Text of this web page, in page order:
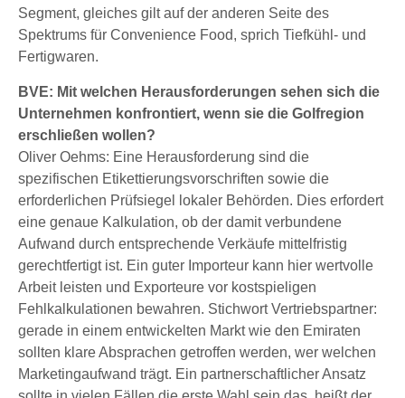
Segment, gleiches gilt auf der anderen Seite des
Spektrums für Convenience Food, sprich Tiefkühl- und
Fertigwaren.
BVE: Mit welchen Herausforderungen sehen sich die
Unternehmen konfrontiert, wenn sie die Golfregion
erschließen wollen?
Oliver Oehms: Eine Herausforderung sind die
spezifischen Etikettierungsvorschriften sowie die
erforderlichen Prüfsiegel lokaler Behörden. Dies erfordert
eine genaue Kalkulation, ob der damit verbundene
Aufwand durch entsprechende Verkäufe mittelfristig
gerechtfertigt ist. Ein guter Importeur kann hier wertvolle
Arbeit leisten und Exporteure vor kostspieligen
Fehlkalkulationen bewahren. Stichwort Vertriebspartner:
gerade in einem entwickelten Markt wie den Emiraten
sollten klare Absprachen getroffen werden, wer welchen
Marketingaufwand trägt. Ein partnerschaftlicher Ansatz